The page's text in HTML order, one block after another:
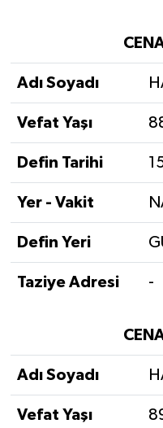
Adı Soyadı
Vefat Yaşı
Defin Tarihi
Yer - Vakit
Defin Yeri
Taziye Adresi -
Adı Soyadı
Vefat Yaşı